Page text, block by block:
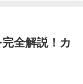
全解説！カ